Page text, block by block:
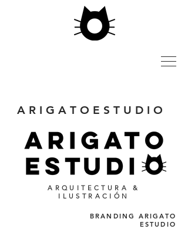
A R I G A T O E S T U D I O
ARQUITECTURA &
ILUSTRACIÓN
BRANDING ARIGATO
ESTUDIO